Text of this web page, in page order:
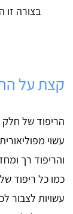
בצורה זו
קצת על
הריפוד של
עשוי
והריפוד רך
כמו כל ריפוד
עשויות לצבור